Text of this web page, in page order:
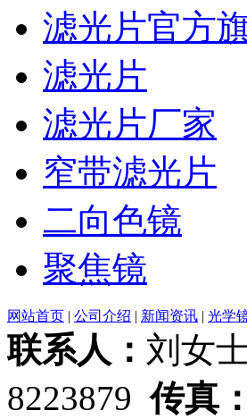
滤光片官方
滤光片
滤光片厂家
窄带滤光片
二向色镜
聚焦镜
网站首页 | 公司介绍 | 新闻资讯 | 光学
联系人： 刘女
8223879传真：